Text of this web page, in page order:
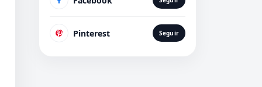
Pinterest Seguir